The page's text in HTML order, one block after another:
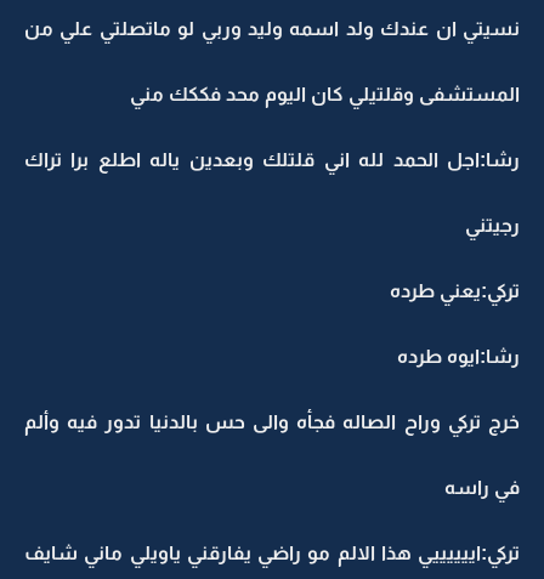
نسيتي ان عندك ولد اسمه وليد وربي لو ماتصلتي علي من
المستشفى وقلتيلي كان اليوم محد فككك مني
رشا:اجل الحمد لله اني قلتلك وبعدين ياله اطلع برا تراك
رجيتني
تركي:يعني طرده
رشا:ايوه طرده
خرج تركي وراح الصاله فجأه والى حس بالدنيا تدور فيه وألم
في راسه
تركي:اييييييي هذا الالم مو راضي يفارقني ياويلي ماني شايف